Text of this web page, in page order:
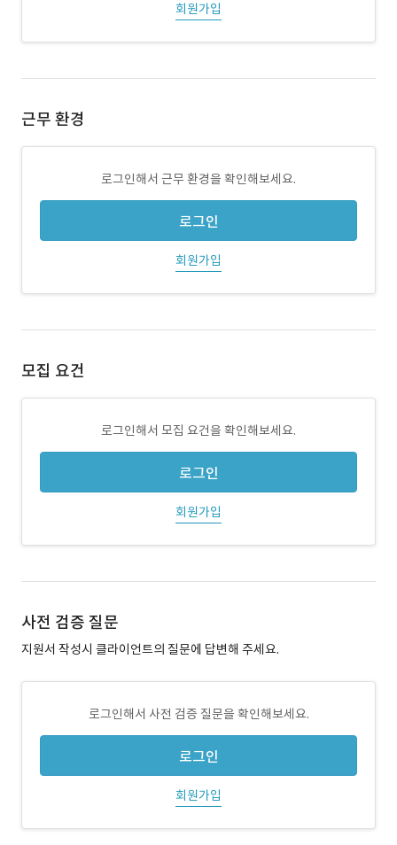
회원가입
근무 환경
로그인해서 근무 환경을 확인해보세요.
로그인
회원가입
모집 요건
로그인해서 모집 요건을 확인해보세요.
로그인
회원가입
사전 검증 질문
지원서 작성시 클라이언트의 질문에 답변해 주세요.
로그인해서 사전 검증 질문을 확인해보세요.
로그인
회원가입